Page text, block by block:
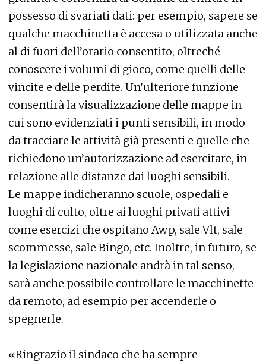
possesso di svariati dati: per esempio, sapere se
qualche macchinetta è accesa o utilizzata anche
al di fuori dell’orario consentito, oltreché
conoscere i volumi di gioco, come quelli delle
vincite e delle perdite. Un’ulteriore funzione
consentirà la visualizzazione delle mappe in
cui sono evidenziati i punti sensibili, in modo
da tracciare le attività già presenti e quelle che
richiedono un’autorizzazione ad esercitare, in
relazione alle distanze dai luoghi sensibili.
Le mappe indicheranno scuole, ospedali e
luoghi di culto, oltre ai luoghi privati attivi
come esercizi che ospitano Awp, sale Vlt, sale
scommesse, sale Bingo, etc. Inoltre, in futuro, se
la legislazione nazionale andrà in tal senso,
sarà anche possibile controllare le macchinette
da remoto, ad esempio per accenderle o
spegnerle.
«Ringrazio il sindaco che ha sempre